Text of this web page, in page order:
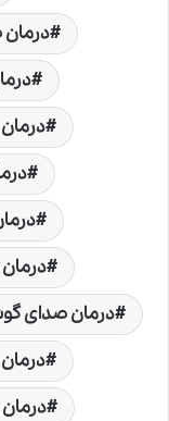
درمان صدای